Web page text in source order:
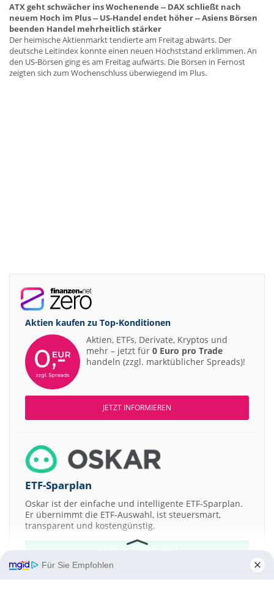
ATX geht schwächer ins Wochenende -- DAX schließt nach
neuem Hoch im Plus -- US-Handel endet höher -- Asiens Börsen
beenden Handel mehrheitlich stärker
Der heimische Aktienmarkt tendierte am Freitag abwärts. Der
deutsche Leitindex konnte einen neuen Höchststand erklimmen. An
den US-Börsen ging es am Freitag aufwärts. Die Börsen in Fernost
zeigten sich zum Wochenschluss überwiegend im Plus.
Aktien kaufen zu Top-Konditionen
Aktien, ETFs, Derivate, Kryptos und
mehr – jetzt für 0 Euro pro Trade
handeln (zzgl. marktüblicher Spreads)!
JETZT INFORMIEREN
ETF-Sparplan
Oskar ist der einfache und intelligente ETF-Sparplan.
Er übernimmt die ETF-Auswahl, ist steuersmart,
transparent und kostengünstig.
Für Sie Empfohlen